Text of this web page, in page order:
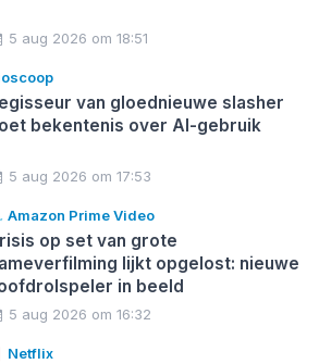
5 aug 2026 om 18:51
van gloednieuwe slasher
bekentenis over AI-gebruik
5 aug 2026 om 17:53
Amazon Prime Video
op set van grote
lijkt opgelost: nieuwe
in beeld
5 aug 2026 om 16:32
Netflix